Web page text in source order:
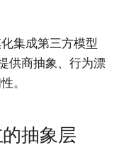
集成第三方模型
供商抽象、行为漂
。
抽象层